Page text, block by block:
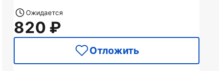
Ожидается
820
Отложить